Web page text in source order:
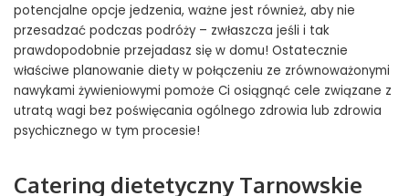
potencjalne opcje jedzenia, ważne jest również, aby nie
przesadzać podczas podróży – zwłaszcza jeśli i tak
prawdopodobnie przejadasz się w domu! Ostatecznie
właściwe planowanie diety w połączeniu ze zrównoważonymi
nawykami żywieniowymi pomoże Ci osiągnąć cele związane z
utratą wagi bez poświęcania ogólnego zdrowia lub zdrowia
psychicznego w tym procesie!
Catering dietetyczny Tarnowskie